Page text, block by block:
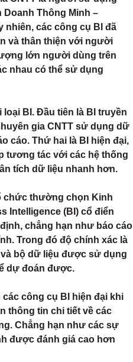
Thông Minh –
nhiên, các công cụ BI đã
và thân thiện với người
lớn người dùng trên
nhau có thể sử dụng
BI. Đầu tiên là BI truyền
gia CNTT sử dụng dữ
cáo. Thứ hai là BI hiện đại,
tương tác với các hệ thống
tích dữ liệu nhanh hơn.
chức thường chọn Kinh
Intelligence (BI) cổ điển
chẳng hạn như báo cáo
Trong đó độ chính xác là
bộ dữ liệu được sử dụng
dự đoán được.
công cụ BI hiện đại khi
thông tin chi tiết về các
Chẳng hạn như các sự
được đánh giá cao hơn